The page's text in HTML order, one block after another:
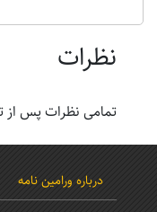
نظرات
تمامی نظرات پس از
درباره ورامین نامه